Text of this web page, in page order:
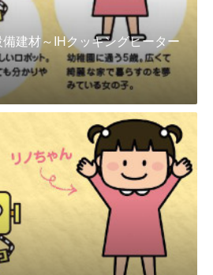
建材～IHクッキングヒーター